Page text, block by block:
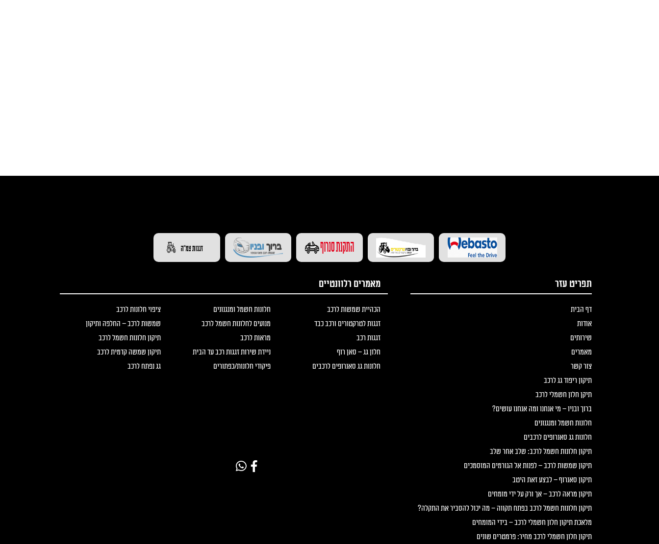
תפריט עזר
דף הבית
אודות
שירותים
מאמרים
צור קשר
תיקון ריפוד גג לרכב
תיקן חלון חשמלי לרכב
ברוך ובניו – מי אנחנו ומה אנחנו עושים?
חלונות חשמל ומנגנונים
חלונות גג סאנרופים לרכבים
תיקון חלונות חשמל לרכב: שלב אחר שלב
תיקון שמשות לרכב – לפנות אל הגורמים המוסמכים
תיקון סאנרוף – לבצע זאת היטב
תיקון מראה לרכב – אך ורק על ידי מומחים
תיקון חלונות חשמל לרכב בפתח תקווה – מה יכול להסביר את התקלה?
מלאכת תיקון חלון חשמלי לרכב – בידי המומחים
תיקון חלון חשמלי לרכב מחיר: פרמטרים שונים
מאמרים רלוונטיים
הכהיית שמשות לרכב
זגגות לטרקטורים ורכב כבד
זגגות רכב
חלון גג – סאן רוף
חלונות גג סאנרופים לרכבים
חלונות חשמל ומנגנונים
מנועים לחלונות חשמל לרכב
מראות לרכב
ניידת שירות זגגות רכב עד הבית
פיקודי חלונות/כפתורים
ציפוי חלונות לרכב
שמשות לרכב – החלפה ותיקון
תיקון חלונות חשמל לרכב
תיקון שמשה קדמית לרכב
גג נפתח לרכב